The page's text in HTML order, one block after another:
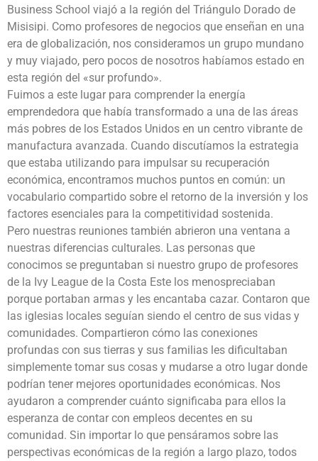
Business School viajó a la región del Triángulo Dorado de
Misisipi. Como profesores de negocios que enseñan en una
era de globalización, nos consideramos un grupo mundano
y muy viajado, pero pocos de nosotros habíamos estado en
esta región del «sur profundo».
Fuimos a este lugar para comprender la energía
emprendedora que había transformado a una de las áreas
más pobres de los Estados Unidos en un centro vibrante de
manufactura avanzada. Cuando discutíamos la estrategia
que estaba utilizando para impulsar su recuperación
económica, encontramos muchos puntos en común: un
vocabulario compartido sobre el retorno de la inversión y los
factores esenciales para la competitividad sostenida.
Pero nuestras reuniones también abrieron una ventana a
nuestras diferencias culturales. Las personas que
conocimos se preguntaban si nuestro grupo de profesores
de la Ivy League de la Costa Este los menospreciaban
porque portaban armas y les encantaba cazar. Contaron que
las iglesias locales seguían siendo el centro de sus vidas y
comunidades. Compartieron cómo las conexiones
profundas con sus tierras y sus familias les dificultaban
simplemente tomar sus cosas y mudarse a otro lugar donde
podrían tener mejores oportunidades económicas. Nos
ayudaron a comprender cuánto significaba para ellos la
esperanza de contar con empleos decentes en su
comunidad. Sin importar lo que pensáramos sobre las
perspectivas económicas de la región a largo plazo, todos